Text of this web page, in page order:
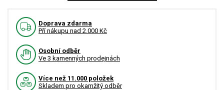
Doprava zdarma
Pří nákupu nad 2.000 Kč
Osobní odběr
Ve 3 kamenných prodejnách
Více než 11.000 položek
Skladem pro okamžitý odběr